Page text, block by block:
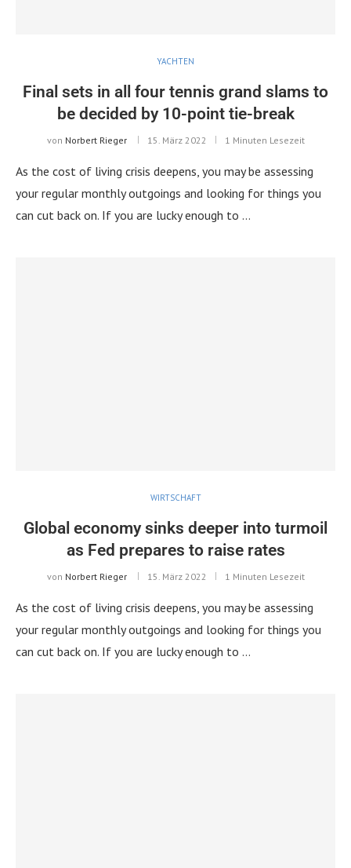
YACHTEN
Final sets in all four tennis grand slams to
be decided by 10-point tie-break
von Norbert Rieger 15. März 2022 1 Minuten Lesezeit
As the cost of living crisis deepens, you may be assessing
your regular monthly outgoings and looking for things you
can cut back on. If you are lucky enough to …
WIRTSCHAFT
Global economy sinks deeper into turmoil
as Fed prepares to raise rates
von Norbert Rieger 15. März 2022 1 Minuten Lesezeit
As the cost of living crisis deepens, you may be assessing
your regular monthly outgoings and looking for things you
can cut back on. If you are lucky enough to …